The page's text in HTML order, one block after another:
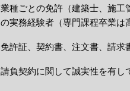
業種ごとの免許（建築士、施工
の実務経験者（専門課程卒業は
免許証、契約書、注文書、請求
請負契約に関して誠実性を有し